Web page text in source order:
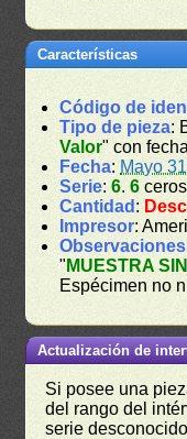
Características
Código de
Tipo de pieza:
Valor" con fecha
Fecha: Mayo
Serie:6.6
Cantidad :
Impresor:
Observaciones
" MUESTRA
Espécimen no
Actualización de
Si posee una
del rango del
serie